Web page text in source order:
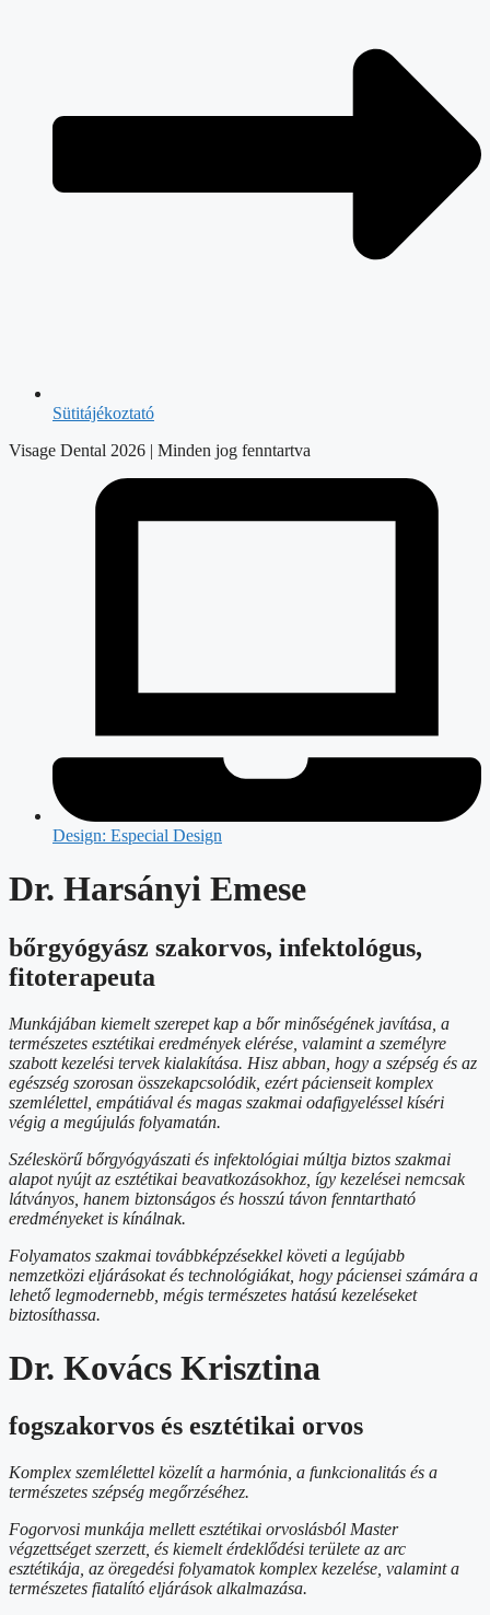
Sütitájékoztató
Visage Dental 2026 | Minden jog fenntartva
Design: Especial Design
Dr. Harsányi Emese
bőrgyógyász szakorvos, infektológus,
fitoterapeuta
Munkájában kiemelt szerepet kap a bőr minőségének javítása, a
természetes esztétikai eredmények elérése, valamint a személyre
szabott kezelési tervek kialakítása. Hisz abban, hogy a szépség és az
egészség szorosan összekapcsolódik, ezért pácienseit komplex
szemlélettel, empátiával és magas szakmai odafigyeléssel kíséri
végig a megújulás folyamatán.
Széleskörű bőrgyógyászati és infektológiai múltja biztos szakmai
alapot nyújt az esztétikai beavatkozásokhoz, így kezelései nemcsak
látványos, hanem biztonságos és hosszú távon fenntartható
eredményeket is kínálnak.
Folyamatos szakmai továbbképzésekkel követi a legújabb
nemzetközi eljárásokat és technológiákat, hogy páciensei számára a
lehető legmodernebb, mégis természetes hatású kezeléseket
biztosíthassa.
Dr. Kovács Krisztina
fogszakorvos és esztétikai orvos
Komplex szemlélettel közelít a harmónia, a funkcionalitás és a
természetes szépség megőrzéséhez.
Fogorvosi munkája mellett esztétikai orvoslásból Master
végzettséget szerzett, és kiemelt érdeklődési területe az arc
esztétikája, az öregedési folyamatok komplex kezelése, valamint a
természetes fiatalító eljárások alkalmazása.